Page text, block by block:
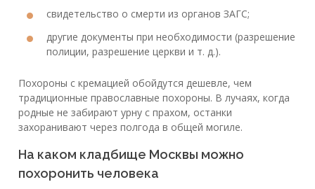
свидетельство о смерти из органов ЗАГС;
другие документы при необходимости (разрешение
полиции, разрешение церкви и т. д.).
Похороны с кремацией обойдутся дешевле, чем
традиционные православные похороны. В лучаях, когда
родные не забирают урну с прахом, останки
захоранивают через полгода в общей могиле.
На каком кладбище Москвы можно
похоронить человека